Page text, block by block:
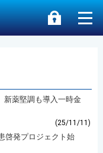
薬堅調も導入一時金
(25/11/11)
啓発プロジェクト始